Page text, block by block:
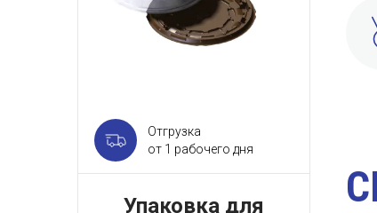
Отгрузка
от 1 рабочего дня
Упаковка для